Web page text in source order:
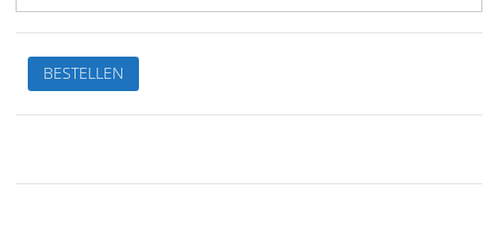
Het
gevecht
bijCoulther's
BierceStem:
BESTELLEN